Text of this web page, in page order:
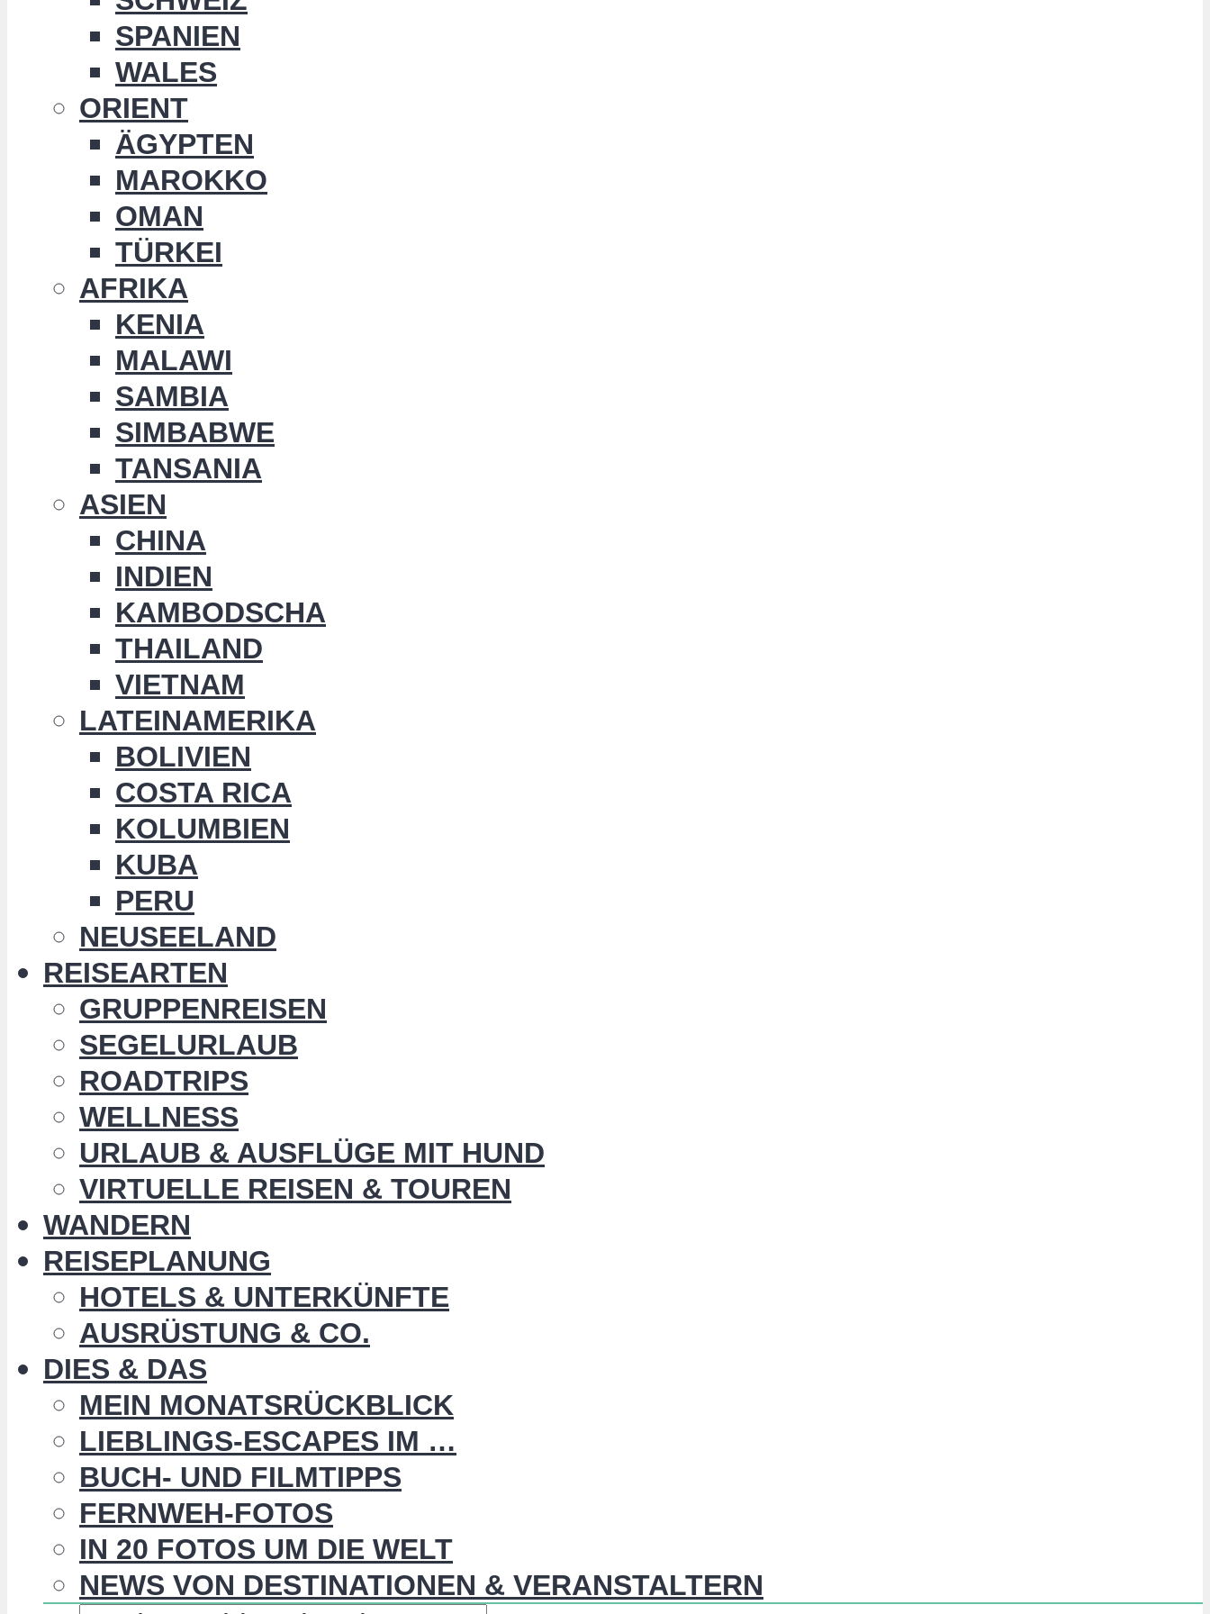
SPANIEN
WALES
ORIENT
ÄGYPTEN
MAROKKO
OMAN
TÜRKEI
AFRIKA
KENIA
MALAWI
SAMBIA
SIMBABWE
TANSANIA
ASIEN
CHINA
INDIEN
KAMBODSCHA
THAILAND
VIETNAM
LATEINAMERIKA
BOLIVIEN
COSTA RICA
KOLUMBIEN
KUBA
PERU
NEUSEELAND
REISEARTEN
GRUPPENREISEN
SEGELURLAUB
ROADTRIPS
WELLNESS
URLAUB & AUSFLÜGE MIT HUND
VIRTUELLE REISEN & TOUREN
WANDERN
REISEPLANUNG
HOTELS & UNTERKÜNFTE
AUSRÜSTUNG & CO.
DIES & DAS
MEIN MONATSRÜCKBLICK
LIEBLINGS-ESCAPES IM …
BUCH- UND FILMTIPPS
FERNWEH-FOTOS
IN 20 FOTOS UM DIE WELT
NEWS VON DESTINATIONEN & VERANSTALTERN